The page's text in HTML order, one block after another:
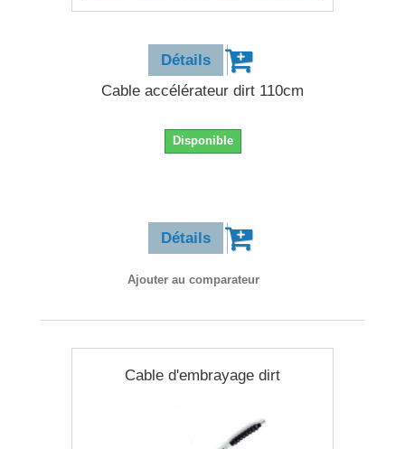
Détails
Cable accélérateur dirt 110cm
Disponible
Détails
Ajouter au comparateur
Cable d'embrayage dirt